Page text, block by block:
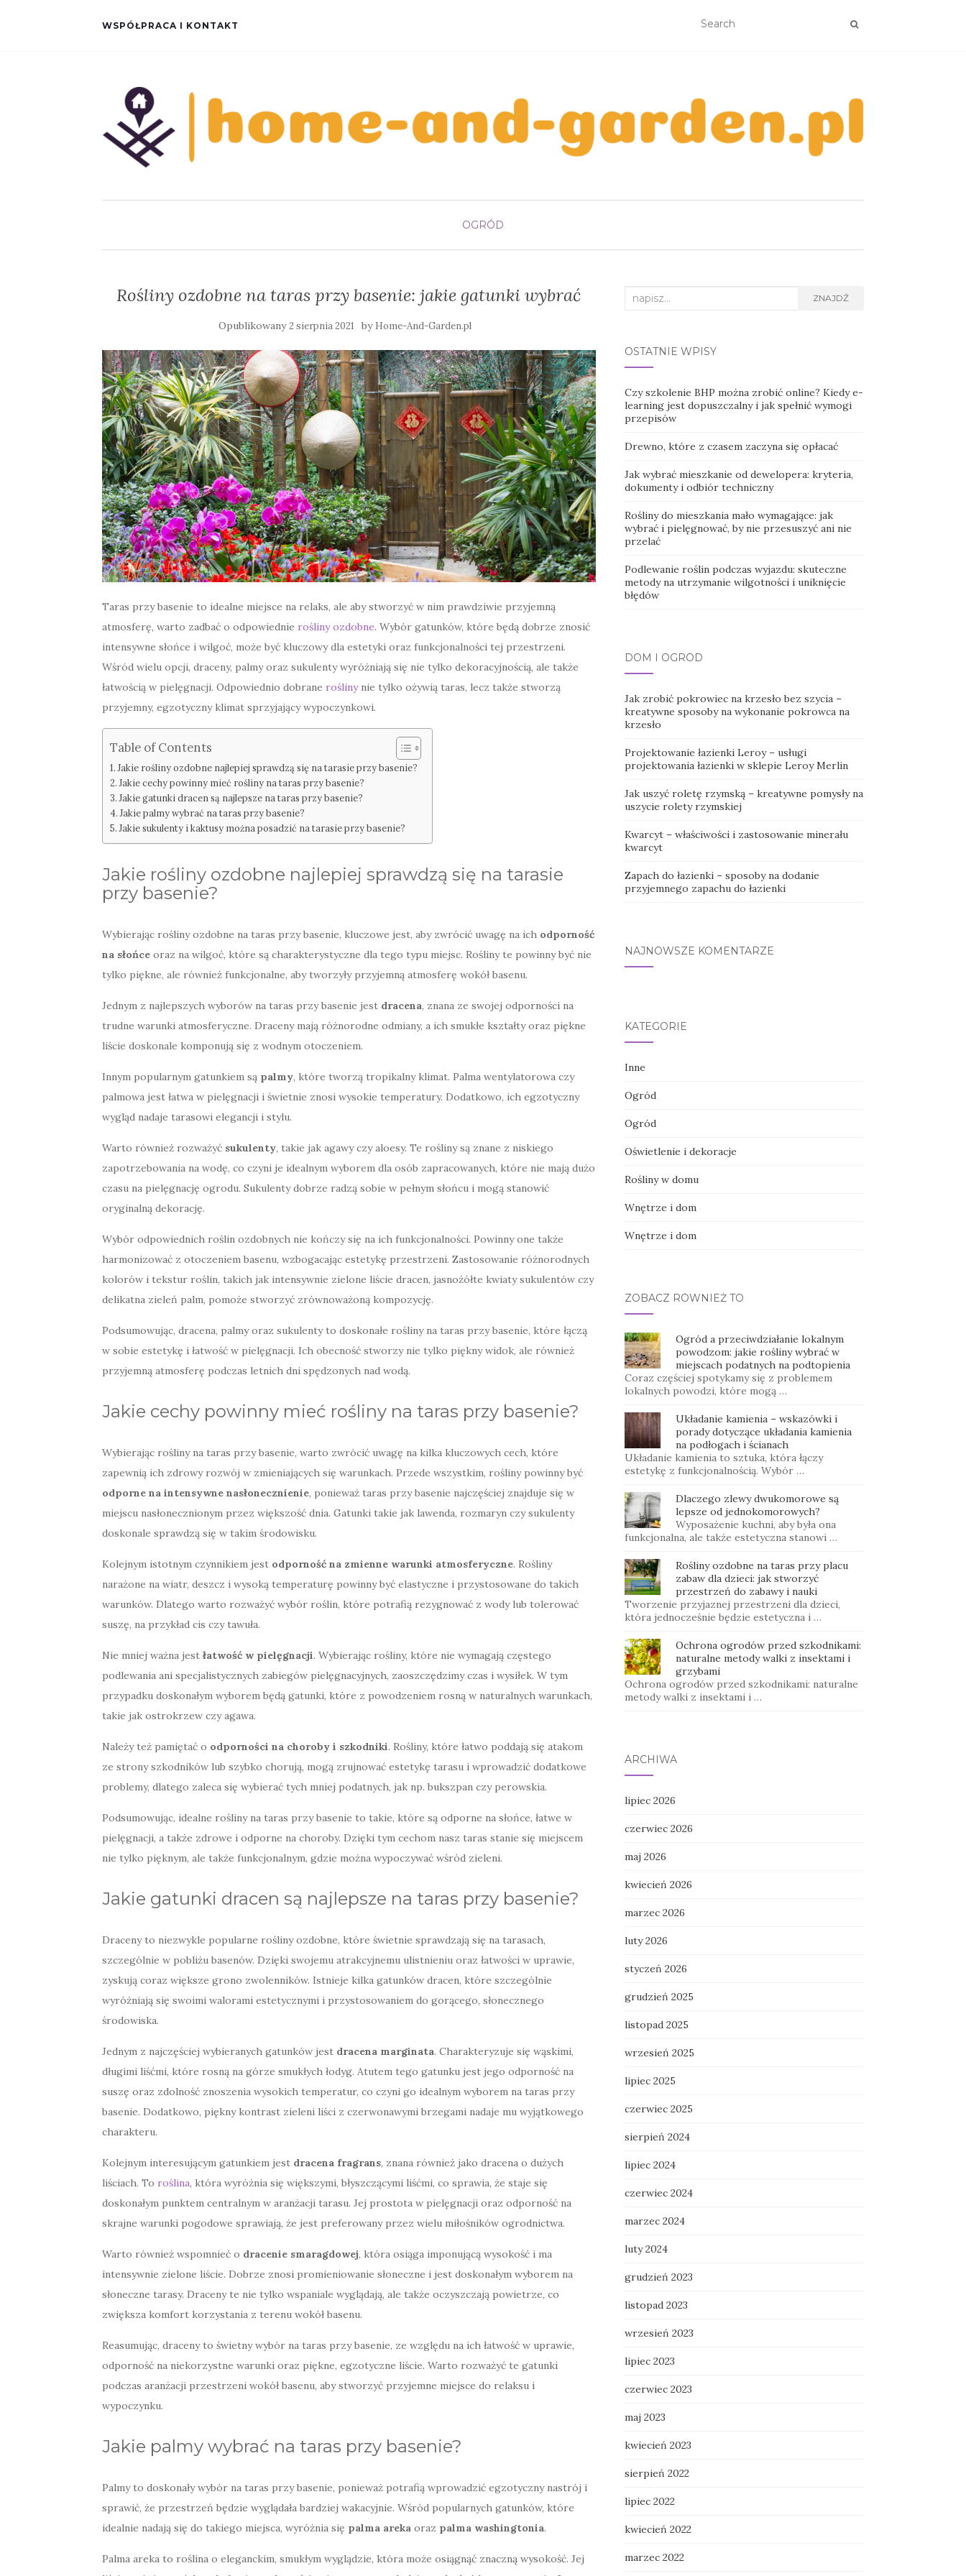
WSPÓŁPRACA I KONTAKT
OGRÓD
Rośliny ozdobne na taras przy basenie: jakie gatunki wybrać
Opublikowany2 sierpnia 2021 by Home-And-Garden.pl
Taras przy basenie to idealne miejsce na relaks, ale aby stworzyć w nim prawdziwie przyjemną
atmosferę, warto zadbać o odpowiednie rośliny ozdobne. Wybór gatunków, które będą dobrze znosić
intensywne słońce i wilgoć, może być kluczowy dla estetyki oraz funkcjonalności tej przestrzeni.
Wśród wielu opcji, draceny, palmy oraz sukulenty wyróżniają się nie tylko dekoracyjnością, ale także
łatwością w pielęgnacji. Odpowiednio dobrane roślinynie tylko ożywią taras, lecz także stworzą
przyjemny, egzotyczny klimat sprzyjający wypoczynkowi.
Table of Contents
Jakie rośliny ozdobne najlepiej sprawdzą się na tarasie przy basenie?
Jakie cechy powinny mieć rośliny na taras przy basenie?
Jakie gatunki dracen są najlepsze na taras przy basenie?
Jakie palmy wybrać na taras przy basenie?
Jakie sukulenty i kaktusy można posadzić na tarasie przy basenie?
Jakie rośliny ozdobne najlepiej sprawdzą się na tarasie
przy basenie?
Wybierając rośliny ozdobne na taras przy basenie, kluczowe jest, aby zwrócić uwagę na ich odporność
na słońce oraz na wilgoć, które są charakterystyczne dla tego typu miejsc. Rośliny te powinny być nie
tylko piękne, ale również funkcjonalne, aby tworzyły przyjemną atmosferę wokół basenu.
Jednym z najlepszych wyborów na taras przy basenie jest dracena, znana ze swojej odporności na
trudne warunki atmosferyczne. Draceny mają różnorodne odmiany, a ich smukłe kształty oraz piękne
liście doskonale komponują się z wodnym otoczeniem.
Innym popularnym gatunkiem są palmy, które tworzą tropikalny klimat. Palma wentylatorowa czy
palmowa jest łatwa w pielęgnacji i świetnie znosi wysokie temperatury. Dodatkowo, ich egzotyczny
wygląd nadaje tarasowi elegancji i stylu.
Warto również rozważyć sukulenty, takie jak agawy czy aloesy. Te rośliny są znane z niskiego
zapotrzebowania na wodę, co czyni je idealnym wyborem dla osób zapracowanych, które nie mają dużo
czasu na pielęgnację ogrodu. Sukulenty dobrze radzą sobie w pełnym słońcu i mogą stanowić
oryginalną dekorację.
Wybór odpowiednich roślin ozdobnych nie kończy się na ich funkcjonalności. Powinny one także
harmonizować z otoczeniem basenu, wzbogacając estetykę przestrzeni. Zastosowanie różnorodnych
kolorów i tekstur roślin, takich jak intensywnie zielone liście dracen, jasnożółte kwiaty sukulentów czy
delikatna zieleń palm, pomoże stworzyć zrównoważoną kompozycję.
Podsumowując, dracena, palmy oraz sukulenty to doskonałe rośliny na taras przy basenie, które łączą
w sobie estetykę i łatwość w pielęgnacji. Ich obecność stworzy nie tylko piękny widok, ale również
przyjemną atmosferę podczas letnich dni spędzonych nad wodą.
Jakie cechy powinny mieć rośliny na taras przy basenie?
Wybierając rośliny na taras przy basenie, warto zwrócić uwagę na kilka kluczowych cech, które
zapewnią ich zdrowy rozwój w zmieniających się warunkach. Przede wszystkim, rośliny powinny być
odporne na intensywne nasłonecznienie, ponieważ taras przy basenie najczęściej znajduje się w
miejscu nasłonecznionym przez większość dnia. Gatunki takie jak lawenda, rozmaryn czy sukulenty
doskonale sprawdzą się w takim środowisku.
Kolejnym istotnym czynnikiem jest odporność na zmienne warunki atmosferyczne. Rośliny
narażone na wiatr, deszcz i wysoką temperaturę powinny być elastyczne i przystosowane do takich
warunków. Dlatego warto rozważyć wybór roślin, które potrafią rezygnować z wody lub tolerować
suszę, na przykład cis czy tawuła.
Nie mniej ważna jest łatwość w pielęgnacji. Wybierając rośliny, które nie wymagają częstego
podlewania ani specjalistycznych zabiegów pielęgnacyjnych, zaoszczędzimy czas i wysiłek. W tym
przypadku doskonałym wyborem będą gatunki, które z powodzeniem rosną w naturalnych warunkach,
takie jak ostrokrzew czy agawa.
Należy też pamiętać o odporności na choroby i szkodniki. Rośliny, które łatwo poddają się atakom
ze strony szkodników lub szybko chorują, mogą zrujnować estetykę tarasu i wprowadzić dodatkowe
problemy, dlatego zaleca się wybierać tych mniej podatnych, jak np. bukszpan czy perowskia.
Podsumowując, idealne rośliny na taras przy basenie to takie, które są odporne na słońce, łatwe w
pielęgnacji, a także zdrowe i odporne na choroby. Dzięki tym cechom nasz taras stanie się miejscem
nie tylko pięknym, ale także funkcjonalnym, gdzie można wypoczywać wśród zieleni.
Jakie gatunki dracen są najlepsze na taras przy basenie?
Draceny to niezwykle popularne rośliny ozdobne, które świetnie sprawdzają się na tarasach,
szczególnie w pobliżu basenów. Dzięki swojemu atrakcyjnemu ulistnieniu oraz łatwości w uprawie,
zyskują coraz większe grono zwolenników. Istnieje kilka gatunków dracen, które szczególnie
wyróżniają się swoimi walorami estetycznymi i przystosowaniem do gorącego, słonecznego
środowiska.
Jednym z najczęściej wybieranych gatunków jest dracena marginata. Charakteryzuje się wąskimi,
długimi liśćmi, które rosną na górze smukłych łodyg. Atutem tego gatunku jest jego odporność na
suszę oraz zdolność znoszenia wysokich temperatur, co czyni go idealnym wyborem na taras przy
basenie. Dodatkowo, piękny kontrast zieleni liści z czerwonawymi brzegami nadaje mu wyjątkowego
charakteru.
Kolejnym interesującym gatunkiem jest dracena fragrans, znana również jako dracena o dużych
liściach. To roślina, która wyróżnia się większymi, błyszczącymi liśćmi, co sprawia, że staje się
doskonałym punktem centralnym w aranżacji tarasu. Jej prostota w pielęgnacji oraz odporność na
skrajne warunki pogodowe sprawiają, że jest preferowany przez wielu miłośników ogrodnictwa.
Warto również wspomnieć o dracenie smaragdowej, która osiąga imponującą wysokość i ma
intensywnie zielone liście. Dobrze znosi promieniowanie słoneczne i jest doskonałym wyborem na
słoneczne tarasy. Draceny te nie tylko wspaniale wyglądają, ale także oczyszczają powietrze, co
zwiększa komfort korzystania z terenu wokół basenu.
Reasumując, draceny to świetny wybór na taras przy basenie, ze względu na ich łatwość w uprawie,
odporność na niekorzystne warunki oraz piękne, egzotyczne liście. Warto rozważyć te gatunki
podczas aranżacji przestrzeni wokół basenu, aby stworzyć przyjemne miejsce do relaksu i
wypoczynku.
Jakie palmy wybrać na taras przy basenie?
Palmy to doskonały wybór na taras przy basenie, ponieważ potrafią wprowadzić egzotyczny nastrój i
sprawić, że przestrzeń będzie wyglądała bardziej wakacyjnie. Wśród popularnych gatunków, które
idealnie nadają się do takiego miejsca, wyróżnia się palma areka oraz palma washingtonia.
Palma areka to roślina o eleganckim, smukłym wyglądzie, która może osiągnąć znaczną wysokość. Jej
Search
ZNAJDŹ
OSTATNIE WPISY
Czy szkolenie BHP można zrobić online? Kiedy e-
learning jest dopuszczalny i jak spełnić wymogi
przepisów
Drewno, które z czasem zaczyna się opłacać
Jak wybrać mieszkanie od dewelopera: kryteria,
dokumenty i odbiór techniczny
Rośliny do mieszkania mało wymagające: jak
wybrać i pielęgnować, by nie przesuszyć ani nie
przelać
Podlewanie roślin podczas wyjazdu: skuteczne
metody na utrzymanie wilgotności i uniknięcie
błędów
DOM I OGRÓD
Jak zrobić pokrowiec na krzesło bez szycia –
kreatywne sposoby na wykonanie pokrowca na
krzesło
Projektowanie łazienki Leroy – usługi
projektowania łazienki w sklepie Leroy Merlin
Jak uszyć roletę rzymską – kreatywne pomysły na
uszycie rolety rzymskiej
Kwarcyt – właściwości i zastosowanie minerału
kwarcyt
Zapach do łazienki – sposoby na dodanie
przyjemnego zapachu do łazienki
NAJNOWSZE KOMENTARZE
KATEGORIE
Inne
Ogród
Ogród
Oświetlenie i dekoracje
Rośliny w domu
Wnętrze i dom
Wnętrze i dom
ZOBACZ RÓWNIEŻ TO
Ogród a przeciwdziałanie lokalnym
powodzom: jakie rośliny wybrać w
miejscach podatnych na podtopienia
Coraz częściej spotykamy się z problemem
lokalnych powodzi, które mogą …
Układanie kamienia – wskazówki i
porady dotyczące układania kamienia
na podłogach i ścianach
Układanie kamienia to sztuka, która łączy
estetykę z funkcjonalnością. Wybór …
Dlaczego zlewy dwukomorowe są
lepsze od jednokomorowych?
Wyposażenie kuchni, aby była ona
funkcjonalna, ale także estetyczna stanowi …
Rośliny ozdobne na taras przy placu
zabaw dla dzieci: jak stworzyć
przestrzeń do zabawy i nauki
Tworzenie przyjaznej przestrzeni dla dzieci,
która jednocześnie będzie estetyczna i …
Ochrona ogrodów przed szkodnikami:
naturalne metody walki z insektami i
grzybami
Ochrona ogrodów przed szkodnikami: naturalne
metody walki z insektami i …
ARCHIWA
lipiec 2026
czerwiec 2026
maj 2026
kwiecień 2026
marzec 2026
luty 2026
styczeń 2026
grudzień 2025
listopad 2025
wrzesień 2025
lipiec 2025
czerwiec 2025
sierpień 2024
lipiec 2024
czerwiec 2024
marzec 2024
luty 2024
grudzień 2023
listopad 2023
wrzesień 2023
lipiec 2023
czerwiec 2023
maj 2023
kwiecień 2023
sierpień 2022
lipiec 2022
kwiecień 2022
marzec 2022